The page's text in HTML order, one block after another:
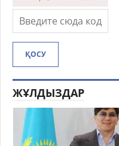
ҚОСУ
ЖҰЛДЫЗДАР